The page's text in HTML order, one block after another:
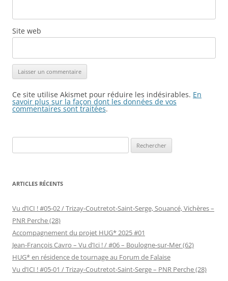
Site web
Ce site utilise Akismet pour réduire les indésirables. En
savoir plus sur la façon dont les données de vos
commentaires sont traitées.
ARTICLES RÉCENTS
Vu d’ICI ! #05-02 / Trizay-Coutretot-Saint-Serge, Souancé, Vichères –
PNR Perche (28)
Accompagnement du projet HUG* 2025 #01
Jean-François Cavro – Vu d’Ici ! / #06 – Boulogne-sur-Mer (62)
HUG* en résidence de tournage au Forum de Falaise
Vu d’ICI ! #05-01 / Trizay-Coutretot-Saint-Serge – PNR Perche (28)